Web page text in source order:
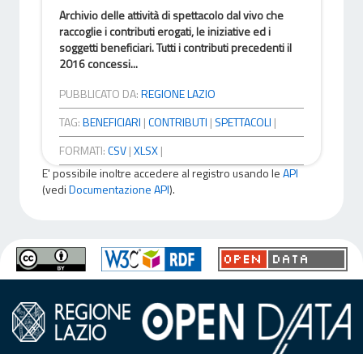
Archivio delle attività di spettacolo dal vivo che
raccoglie i contributi erogati, le iniziative ed i
soggetti beneficiari. Tutti i contributi precedenti il
2016 concessi...
PUBBLICATO DA:REGIONE LAZIO
TAG:BENEFICIARI |CONTRIBUTI | SPETTACOLI |
FORMATI:CSV|XLSX|
E' possibile inoltre accedere al registro usando leAPI
(vediDocumentazione API).